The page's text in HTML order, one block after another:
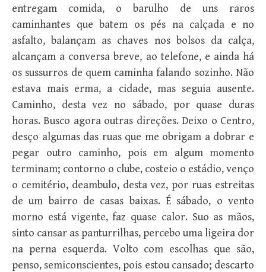
entregam comida, o barulho de uns raros
caminhantes que batem os pés na calçada e no
asfalto, balançam as chaves nos bolsos da calça,
alcançam a conversa breve, ao telefone, e ainda há
os sussurros de quem caminha falando sozinho. Não
estava mais erma, a cidade, mas seguia ausente.
Caminho, desta vez no sábado, por quase duras
horas. Busco agora outras direções. Deixo o Centro,
desço algumas das ruas que me obrigam a dobrar e
pegar outro caminho, pois em algum momento
terminam; contorno o clube, costeio o estádio, venço
o cemitério, deambulo, desta vez, por ruas estreitas
de um bairro de casas baixas. É sábado, o vento
morno está vigente, faz quase calor. Suo as mãos,
sinto cansar as panturrilhas, percebo uma ligeira dor
na perna esquerda. Volto com escolhas que são,
penso, semiconscientes, pois estou cansado; descarto